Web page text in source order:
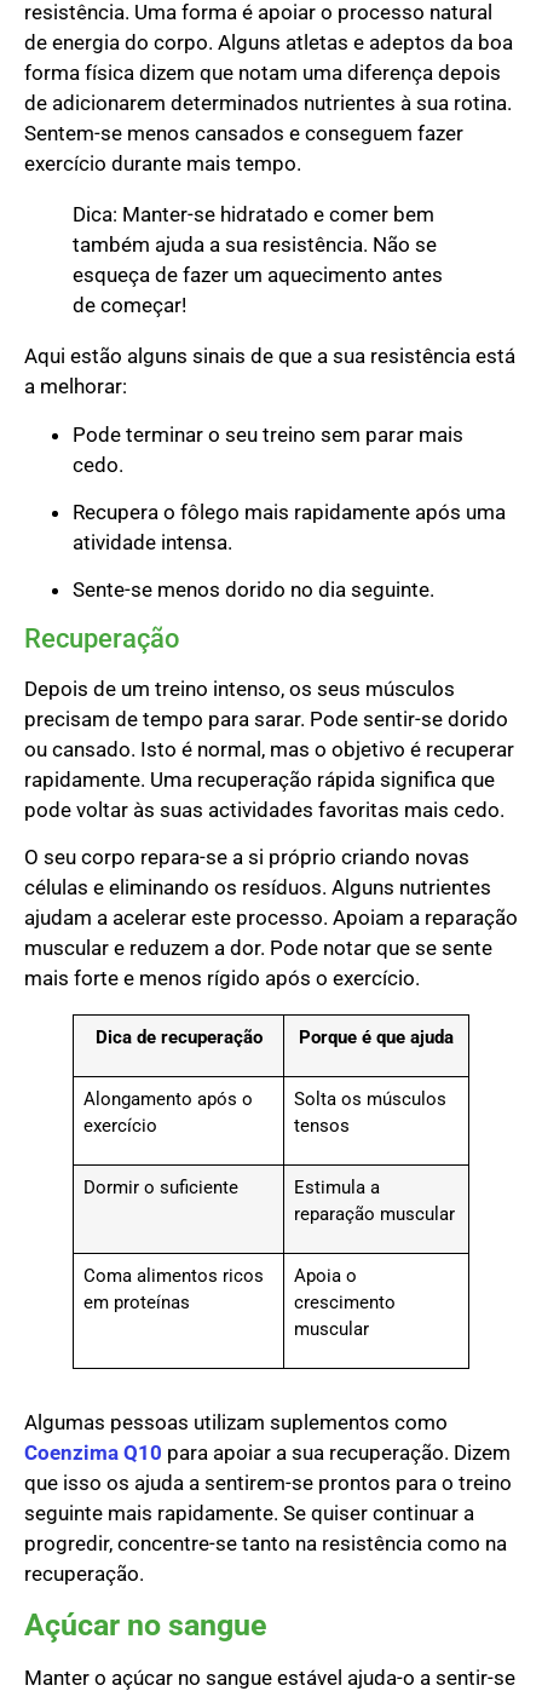
resistência. Uma forma é apoiar o processo natural
de energia do corpo. Alguns atletas e adeptos da boa
forma física dizem que notam uma diferença depois
de adicionarem determinados nutrientes à sua rotina.
Sentem-se menos cansados e conseguem fazer
exercício durante mais tempo.
Dica: Manter-se hidratado e comer bem
também ajuda a sua resistência. Não se
esqueça de fazer um aquecimento antes
de começar!
Aqui estão alguns sinais de que a sua resistência está
a melhorar:
Pode terminar o seu treino sem parar mais
cedo.
Recupera o fôlego mais rapidamente após uma
atividade intensa.
Sente-se menos dorido no dia seguinte.
Recuperação
Depois de um treino intenso, os seus músculos
precisam de tempo para sarar. Pode sentir-se dorido
ou cansado. Isto é normal, mas o objetivo é recuperar
rapidamente. Uma recuperação rápida significa que
pode voltar às suas actividades favoritas mais cedo.
O seu corpo repara-se a si próprio criando novas
células e eliminando os resíduos. Alguns nutrientes
ajudam a acelerar este processo. Apoiam a reparação
muscular e reduzem a dor. Pode notar que se sente
mais forte e menos rígido após o exercício.
Dica de recuperação Porque é que ajuda
Alongamento após o
exercício
Solta os músculos
tensos
Dormir o suficiente
Estimula a
reparação muscular
Coma alimentos ricos
em proteínas
Apoia o
crescimento
muscular
Algumas pessoas utilizam suplementos como
Coenzima Q10 para apoiar a sua recuperação. Dizem
que isso os ajuda a sentirem-se prontos para o treino
seguinte mais rapidamente. Se quiser continuar a
progredir, concentre-se tanto na resistência como na
recuperação.
Açúcar no sangue
Manter o açúcar no sangue estável ajuda-o a sentir-se